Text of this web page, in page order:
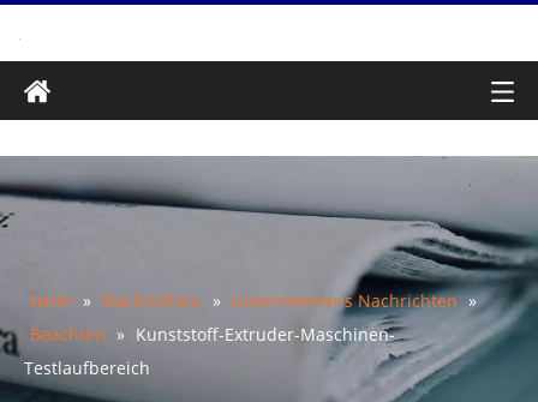
Heim » Nachrichten » Unternehmens Nachrichten »
Beachten » Kunststoff-Extruder-Maschinen-
Testlaufbereich